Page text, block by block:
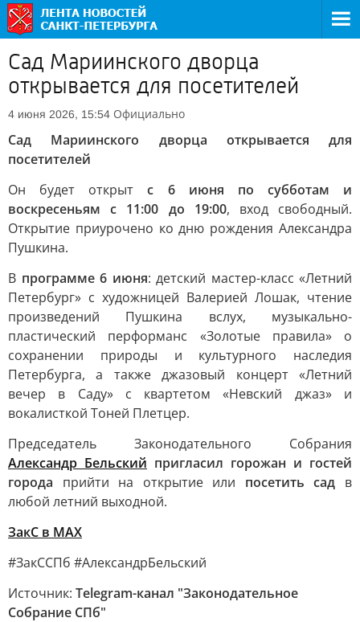
Сад Мариинского дворца
открывается для посетителей
4 июня 2026, 15:54 Официально
Сад Мариинского дворца открывается для
посетителей
Он будет открытс 6 июня по субботам и
воскресеньям с 11:00 до 19:00, вход свободный.
Открытие приурочено ко дню рождения Александра
Пушкина.
В программе 6 июня: детский мастер-класс «Летний
Петербург» с художницей Валерией Лошак, чтение
произведений Пушкина вслух, музыкально-
пластический перформанс «Золотые правила» о
сохранении природы и культурного наследия
Петербурга, а также джазовый концерт «Летний
вечер в Саду» с квартетом «Невский джаз» и
вокалисткой Тоней Плетцер.
Председатель Законодательного Собрания
Александр Бельский пригласил горожан и гостей
города прийти на открытие или посетить сад в
любой летний выходной.
ЗакС в MAX
#ЗакССПб #АлександрБельский
Источник: Telegram-канал "Законодательное
Собрание СПб"